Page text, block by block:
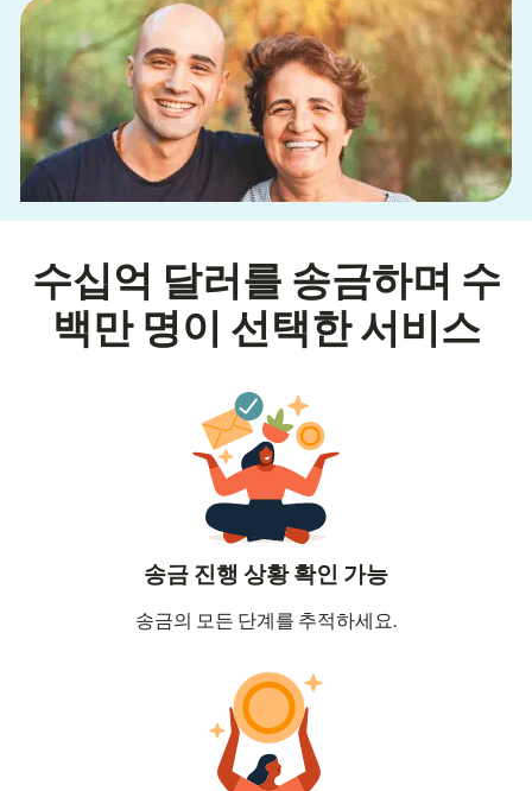
수십억 달러를 송금하며 수
백만 명이 선택한 서비스
송금 진행 상황 확인 가능
송금의 모든 단계를 추적하세요.